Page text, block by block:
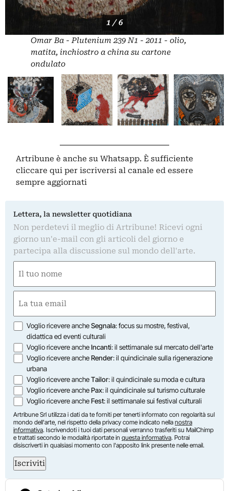
1 / 6
Omar Ba - Plutenium 239 N1 - 2011 - olio,
matita, inchiostro a china su cartone
ondulato
Artribune è anche su Whatsapp. È sufficiente
cliccare qui per iscriversi al canale ed essere
sempre aggiornati
Lettera, la newsletter quotidiana
Non perdetevi il meglio di Artribune! Ricevi ogni
giorno un'e-mail con gli articoli del giorno e
partecipa alla discussione sul mondo dell'arte.
(Obbligatorio)
Nome
(Obbligatorio)
Opzioni
Voglio ricevere ancheSegnala: focus su mostre, festival,
didattica ed eventi culturali
Voglio ricevere ancheIncanti: il settimanale sul mercato dell'arte
Voglio ricevere ancheRender: il quindicinale sulla rigenerazione
urbana
Voglio ricevere ancheTailor: il quindicinale su moda e cultura
Voglio ricevere anchePax: il quindicinale sul turismo culturale
Voglio ricevere ancheFest: il settimanale sui festival culturali
Artribune Srl utilizza i dati da te forniti per tenerti informato con regolarità sul
mondo dell'arte, nel rispetto della privacy come indicato nella nostra
informativa. Iscrivendoti i tuoi dati personali verranno trasferiti su MailChimp
e trattati secondo le modalità riportate in questa informativa. Potrai
disiscriverti in qualsiasi momento con l'apposito link presente nelle email.
Iscriviti